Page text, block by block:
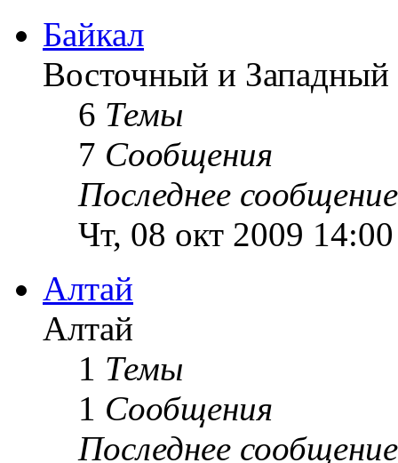
Байкал
Восточный и
6 Темы
7 Сообщения
Последнее сообщение
Чт, 08 окт 2009 14:00
Алтай
Алтай
1 Темы
1 Сообщения
Последнее сообщение